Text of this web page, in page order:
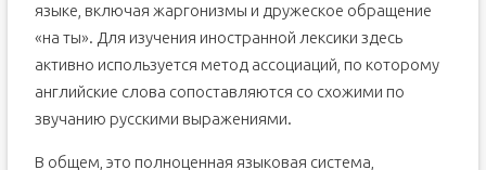
языке, включая жаргонизмы и дружеское обращение
«на ты». Для изучения иностранной лексики здесь
активно используется метод ассоциаций, по которому
английские слова сопоставляются со схожими по
звучанию русскими выражениями.
В общем, это полноценная языковая система,